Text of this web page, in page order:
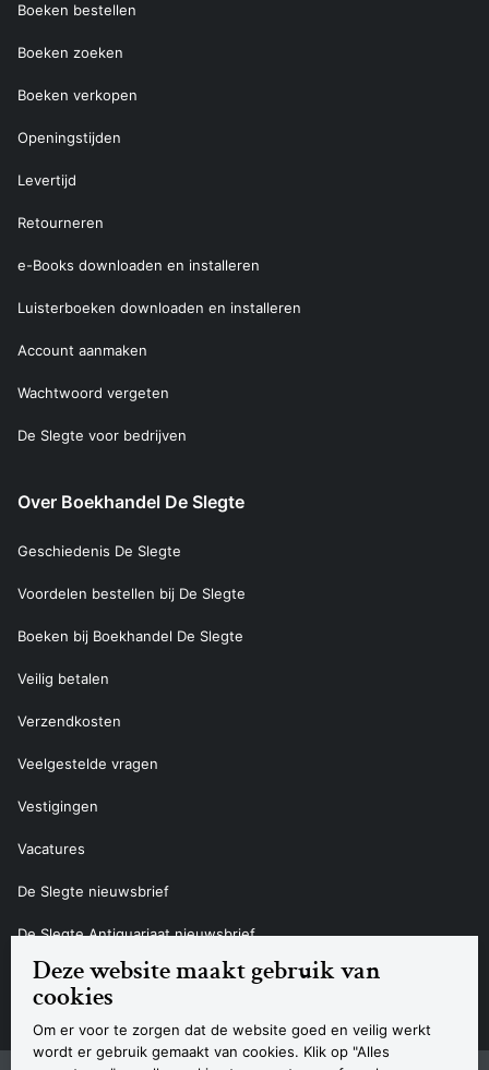
Deze website maakt gebruik van
cookies
Om er voor te zorgen dat de website goed en veilig werkt
wordt er gebruik gemaakt van cookies. Klik op "Alles
Boeken bestellen
Boeken zoeken
Boeken verkopen
Openingstijden
Levertijd
Retourneren
e-Books downloaden en installeren
Luisterboeken downloaden en installeren
Account aanmaken
Wachtwoord vergeten
De Slegte voor bedrijven
Over Boekhandel De Slegte
Geschiedenis De Slegte
Voordelen bestellen bij De Slegte
Boeken bij Boekhandel De Slegte
Veilig betalen
Verzendkosten
Veelgestelde vragen
Vestigingen
Vacatures
De Slegte nieuwsbrief
De Slegte Antiquariaat nieuwsbrief
Contact